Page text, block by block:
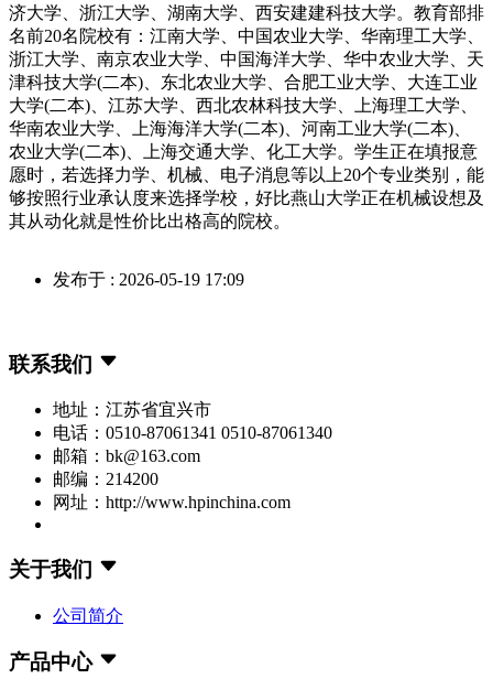
济大学、浙江大学、湖南大学、西安建建科技大学。教育部排
名前20名院校有：江南大学、中国农业大学、华南理工大学、
浙江大学、南京农业大学、中国海洋大学、华中农业大学、天
津科技大学(二本)、东北农业大学、合肥工业大学、大连工业
大学(二本)、江苏大学、西北农林科技大学、上海理工大学、
华南农业大学、上海海洋大学(二本)、河南工业大学(二本)、
农业大学(二本)、上海交通大学、化工大学。学生正在填报意
愿时，若选择力学、机械、电子消息等以上20个专业类别，能
够按照行业承认度来选择学校，好比燕山大学正在机械设想及
其从动化就是性价比出格高的院校。
发布于 : 2026-05-19 17:09
联系我们
地址：江苏省宜兴市
电话：0510-87061341 0510-87061340
邮箱：bk@163.com
邮编：214200
网址：http://www.hpinchina.com
关于我们
公司简介
产品中心